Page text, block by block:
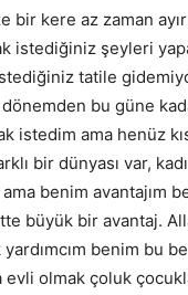
bir kere az zaman
istediğiniz şeyleri
tatile
dönemden bu güne
istedim ama henüz
bir dünyası var,
benim avantajım
büyük bir avantaj.
benim bu
evli olmak çoluk